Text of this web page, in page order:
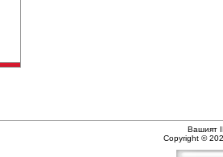
Вашият
Copyright ©